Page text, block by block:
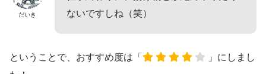
だいき
ないですしね（笑）
ということで、おすすめ度は「
」にしまし